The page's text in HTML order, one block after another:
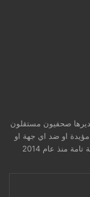
صحفيون مستقلون
مؤيدة او ضد اي جهة او
منذ عام 2014